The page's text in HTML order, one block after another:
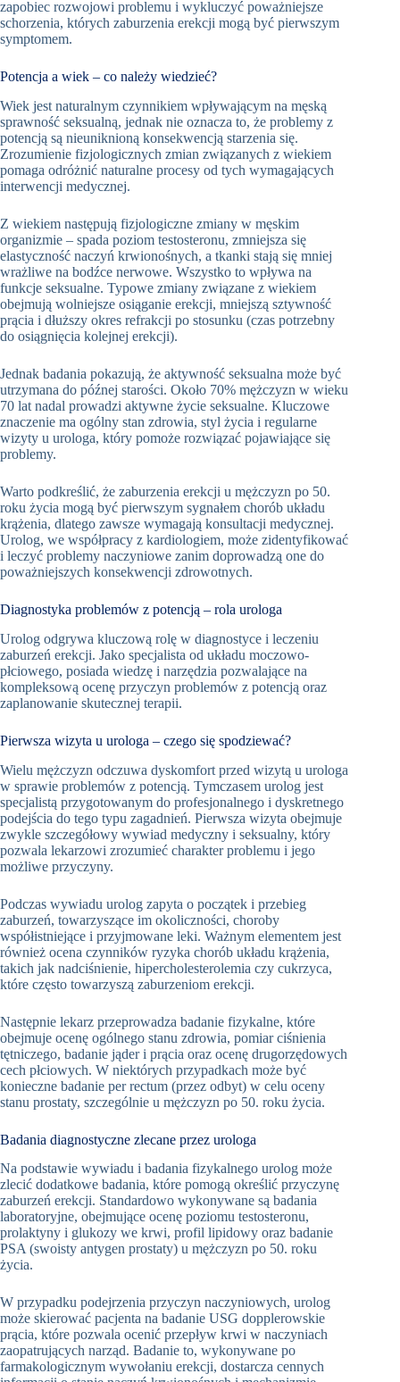
zapobiec rozwojowi problemu i wykluczyć poważniejsze
schorzenia, których zaburzenia erekcji mogą być pierwszym
symptomem.
Potencja a wiek – co należy wiedzieć?
Wiek jest naturalnym czynnikiem wpływającym na męską
sprawność seksualną, jednak nie oznacza to, że problemy z
potencją są nieuniknioną konsekwencją starzenia się.
Zrozumienie fizjologicznych zmian związanych z wiekiem
pomaga odróżnić naturalne procesy od tych wymagających
interwencji medycznej.
Z wiekiem następują fizjologiczne zmiany w męskim
organizmie – spada poziom testosteronu, zmniejsza się
elastyczność naczyń krwionośnych, a tkanki stają się mniej
wrażliwe na bodźce nerwowe. Wszystko to wpływa na
funkcje seksualne. Typowe zmiany związane z wiekiem
obejmują wolniejsze osiąganie erekcji, mniejszą sztywność
prącia i dłuższy okres refrakcji po stosunku (czas potrzebny
do osiągnięcia kolejnej erekcji).
Jednak badania pokazują, że aktywność seksualna może być
utrzymana do późnej starości. Około 70% mężczyzn w wieku
70 lat nadal prowadzi aktywne życie seksualne. Kluczowe
znaczenie ma ogólny stan zdrowia, styl życia i regularne
wizyty u urologa, który pomoże rozwiązać pojawiające się
problemy.
Warto podkreślić, że zaburzenia erekcji u mężczyzn po 50.
roku życia mogą być pierwszym sygnałem chorób układu
krążenia, dlatego zawsze wymagają konsultacji medycznej.
Urolog, we współpracy z kardiologiem, może zidentyfikować
i leczyć problemy naczyniowe zanim doprowadzą one do
poważniejszych konsekwencji zdrowotnych.
Diagnostyka problemów z potencją – rola urologa
Urolog odgrywa kluczową rolę w diagnostyce i leczeniu
zaburzeń erekcji. Jako specjalista od układu moczowo-
płciowego, posiada wiedzę i narzędzia pozwalające na
kompleksową ocenę przyczyn problemów z potencją oraz
zaplanowanie skutecznej terapii.
Pierwsza wizyta u urologa – czego się spodziewać?
Wielu mężczyzn odczuwa dyskomfort przed wizytą u urologa
w sprawie problemów z potencją. Tymczasem urolog jest
specjalistą przygotowanym do profesjonalnego i dyskretnego
podejścia do tego typu zagadnień. Pierwsza wizyta obejmuje
zwykle szczegółowy wywiad medyczny i seksualny, który
pozwala lekarzowi zrozumieć charakter problemu i jego
możliwe przyczyny.
Podczas wywiadu urolog zapyta o początek i przebieg
zaburzeń, towarzyszące im okoliczności, choroby
współistniejące i przyjmowane leki. Ważnym elementem jest
również ocena czynników ryzyka chorób układu krążenia,
takich jak nadciśnienie, hipercholesterolemia czy cukrzyca,
które często towarzyszą zaburzeniom erekcji.
Następnie lekarz przeprowadza badanie fizykalne, które
obejmuje ocenę ogólnego stanu zdrowia, pomiar ciśnienia
tętniczego, badanie jąder i prącia oraz ocenę drugorzędowych
cech płciowych. W niektórych przypadkach może być
konieczne badanie per rectum (przez odbyt) w celu oceny
stanu prostaty, szczególnie u mężczyzn po 50. roku życia.
Badania diagnostyczne zlecane przez urologa
Na podstawie wywiadu i badania fizykalnego urolog może
zlecić dodatkowe badania, które pomogą określić przyczynę
zaburzeń erekcji. Standardowo wykonywane są badania
laboratoryjne, obejmujące ocenę poziomu testosteronu,
prolaktyny i glukozy we krwi, profil lipidowy oraz badanie
PSA (swoisty antygen prostaty) u mężczyzn po 50. roku
życia.
W przypadku podejrzenia przyczyn naczyniowych, urolog
może skierować pacjenta na badanie USG dopplerowskie
prącia, które pozwala ocenić przepływ krwi w naczyniach
zaopatrujących narząd. Badanie to, wykonywane po
farmakologicznym wywołaniu erekcji, dostarcza cennych